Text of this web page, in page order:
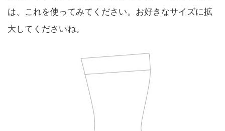
は、これを使ってみてください。お好きなサイズに拡
大してくださいね。